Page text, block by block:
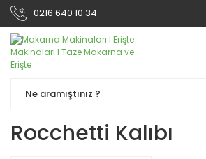
0216 640 10 34
Rocchetti Kalıbı